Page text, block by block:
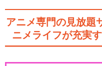
アニメ専門の見放題
ニメライフが充実